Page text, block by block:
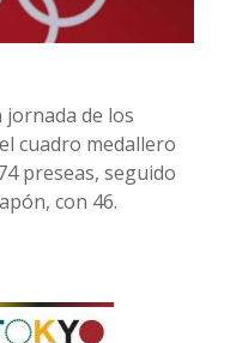
de los
cuadro medallero
preseas, seguido
con 46.